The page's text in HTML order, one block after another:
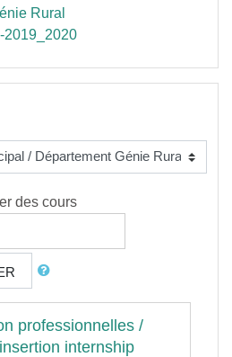
Rural
2019_2020
des cours
professionnelles /
internship